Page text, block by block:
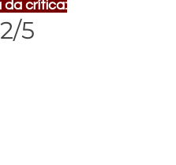
da crítica:
2/5